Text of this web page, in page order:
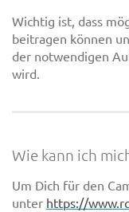
Wichtig ist, dass
beitragen können
der notwendigen
wird.
Wie kann ich
Um Dich für den
unter https://